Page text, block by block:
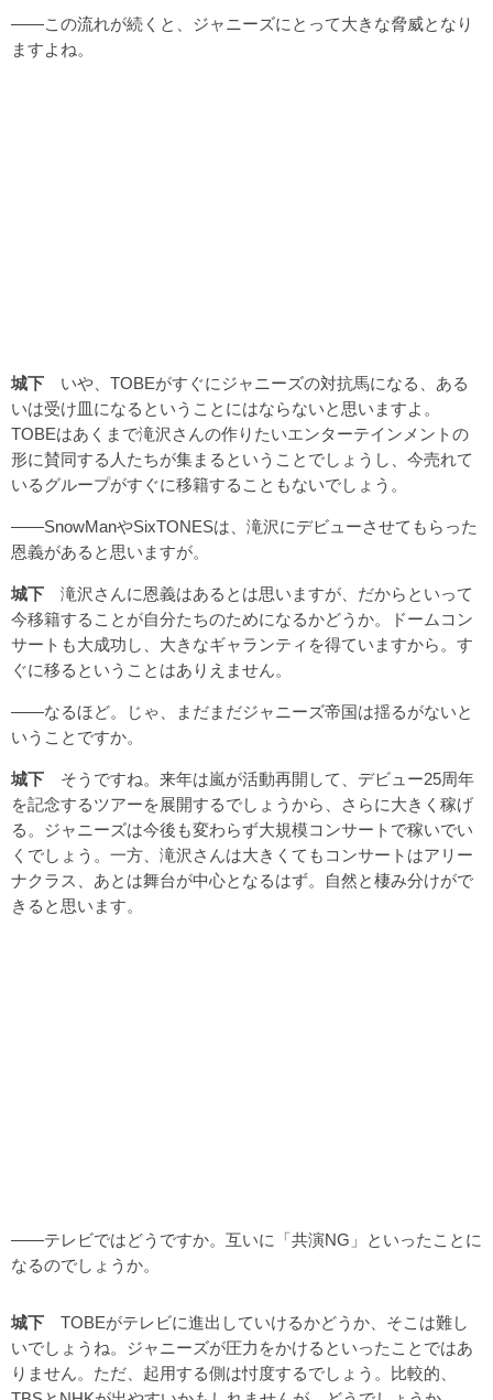
――この流れが続くと、ジャニーズにとって大きな脅威となり
ますよね。
城下 いや、TOBEがすぐにジャニーズの対抗馬になる、ある
いは受け皿になるということにはならないと思いますよ。
TOBEはあくまで滝沢さんの作りたいエンターテインメントの
形に賛同する人たちが集まるということでしょうし、今売れて
いるグループがすぐに移籍することもないでしょう。
――SnowManやSixTONESは、滝沢にデビューさせてもらった
恩義があると思いますが。
城下 滝沢さんに恩義はあるとは思いますが、だからといって
今移籍することが自分たちのためになるかどうか。ドームコン
サートも大成功し、大きなギャランティを得ていますから。す
ぐに移るということはありえません。
――なるほど。じゃ、まだまだジャニーズ帝国は揺るがないと
いうことですか。
城下 そうですね。来年は嵐が活動再開して、デビュー25周年
を記念するツアーを展開するでしょうから、さらに大きく稼げ
る。ジャニーズは今後も変わらず大規模コンサートで稼いでい
くでしょう。一方、滝沢さんは大きくてもコンサートはアリー
ナクラス、あとは舞台が中心となるはず。自然と棲み分けがで
きると思います。
――テレビではどうですか。互いに「共演NG」といったことに
なるのでしょうか。
城下 TOBEがテレビに進出していけるかどうか、そこは難し
いでしょうね。ジャニーズが圧力をかけるといったことではあ
りません。ただ、起用する側は忖度するでしょう。比較的、